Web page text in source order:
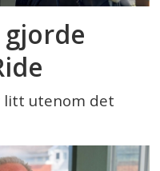
gjorde
litt utenom det